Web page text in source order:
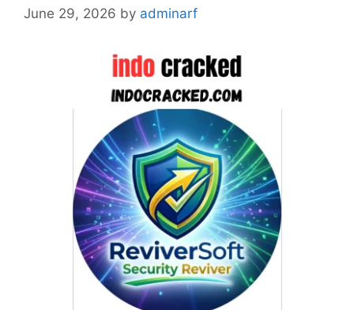
June 29, 2026 by adminarf